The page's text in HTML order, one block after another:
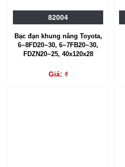
82004
Bạc đạn khung nâng Toyota,
6~8FD20~30, 6~7FB20~30,
FDZN20~25, 40x120x28
Giá: ₫